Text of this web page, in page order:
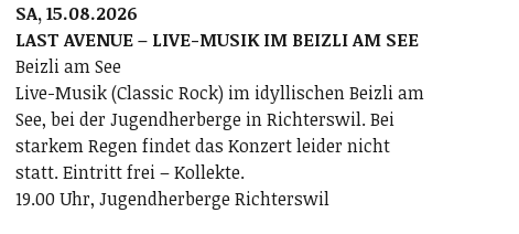
SA, 15.08.2026
LAST AVENUE – LIVE-MUSIK IM BEIZLI AM SEE
Beizli am See
Live-Musik (Classic Rock) im idyllischen Beizli am
See, bei der Jugendherberge in Richterswil. Bei
starkem Regen findet das Konzert leider nicht
statt. Eintritt frei – Kollekte.
19.00 Uhr, Jugendherberge Richterswil